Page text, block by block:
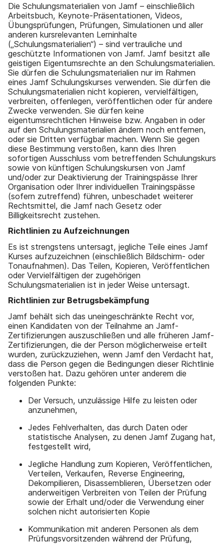
Die Schulungsmaterialien von Jamf – einschließlich
Arbeitsbuch, Keynote-Präsentationen, Videos,
Übungsprüfungen, Prüfungen, Simulationen und aller
anderen kursrelevanten Lerninhalte
(„Schulungsmaterialien“) – sind vertrauliche und
geschützte Informationen von Jamf. Jamf besitzt alle
geistigen Eigentumsrechte an den Schulungsmaterialien.
Sie dürfen die Schulungsmaterialien nur im Rahmen
eines Jamf Schulungskurses verwenden. Sie dürfen die
Schulungsmaterialien nicht kopieren, vervielfältigen,
verbreiten, offenlegen, veröffentlichen oder für andere
Zwecke verwenden. Sie dürfen keine
eigentumsrechtlichen Hinweise bzw. Angaben in oder
auf den Schulungsmaterialien ändern noch entfernen,
oder sie Dritten verfügbar machen. Wenn Sie gegen
diese Bestimmung verstoßen, kann dies Ihren
sofortigen Ausschluss vom betreffenden Schulungskurs
sowie von künftigen Schulungskursen von Jamf
und/oder zur Deaktivierung der Trainingspässe Ihrer
Organisation oder Ihrer individuellen Trainingspässe
(sofern zutreffend) führen, unbeschadet weiterer
Rechtsmittel, die Jamf nach Gesetz oder
Billigkeitsrecht zustehen.
Richtlinien zu Aufzeichnungen
Es ist strengstens untersagt, jegliche Teile eines Jamf
Kurses aufzuzeichnen (einschließlich Bildschirm- oder
Tonaufnahmen). Das Teilen, Kopieren, Veröffentlichen
oder Vervielfältigen der zugehörigen
Schulungsmaterialien ist in jeder Weise untersagt.
Richtlinien zur Betrugsbekämpfung
Jamf behält sich das uneingeschränkte Recht vor,
einen Kandidaten von der Teilnahme an Jamf-
Zertifizierungen auszuschließen und alle früheren Jamf-
Zertifizierungen, die der Person möglicherweise erteilt
wurden, zurückzuziehen, wenn Jamf den Verdacht hat,
dass die Person gegen die Bedingungen dieser Richtlinie
verstoßen hat. Dazu gehören unter anderem die
folgenden Punkte:
Der Versuch, unzulässige Hilfe zu leisten oder
anzunehmen,
Jedes Fehlverhalten, das durch Daten oder
statistische Analysen, zu denen Jamf Zugang hat,
festgestellt wird,
Jegliche Handlung zum Kopieren, Veröffentlichen,
Verteilen, Verkaufen, Reverse Engineering,
Dekompilieren, Disassemblieren, Übersetzen oder
anderweitigen Verbreiten von Teilen der Prüfung
sowie der Erhalt und/oder die Verwendung einer
solchen nicht autorisierten Kopie
Kommunikation mit anderen Personen als dem
Prüfungsvorsitzenden während der Prüfung,